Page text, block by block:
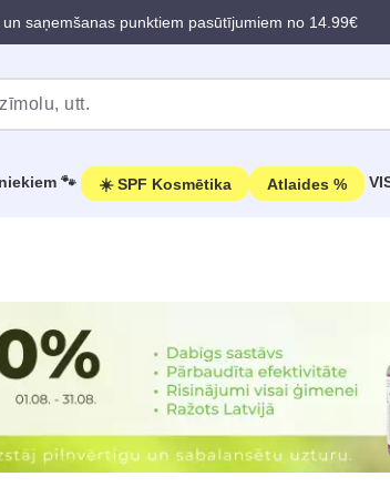
saņemšanas punktiem pasūtījumiem no 14.99€
🐾 ☀️ SPF Kosmētika Atlaides %